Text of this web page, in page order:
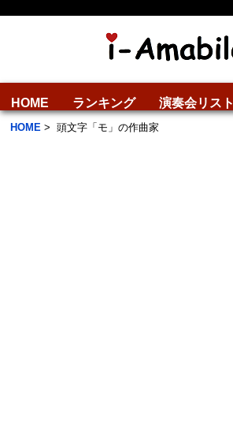
HOME ランキング 演奏会リスト
HOME > 頭文字「モ」の作曲家